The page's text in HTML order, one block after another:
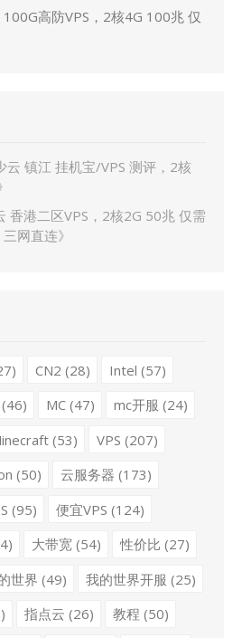
高防VPS，2核4G 100兆 仅
云 镇江 挂机宝/VPS 测评，2核
香港二区VPS，2核2G 50兆 仅需
网直连》
CN2 (28) Intel (57)
MC(47) mc开服 (24)
(53) VPS (207)
(50) 云服务器 (173)
(95) 便宜VPS (124)
大带宽(54) 性价比 (27)
世界 (49) 我的世界开服 (25)
指点云 (26) 教程 (50)